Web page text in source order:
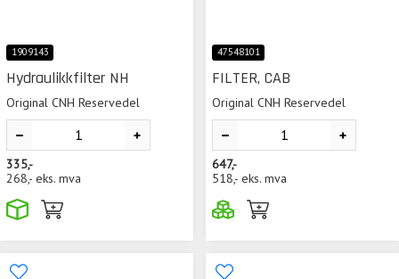
1909143
Hydraulikkfilter NH
Original CNH Reservedel
335,-
268,- eks. mva
47548101
FILTER, CAB
Original CNH Reservedel
647,-
518,- eks. mva